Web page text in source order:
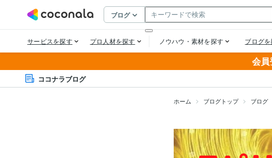
会員
ココナラブログ
ホーム ブログトップ ブログ